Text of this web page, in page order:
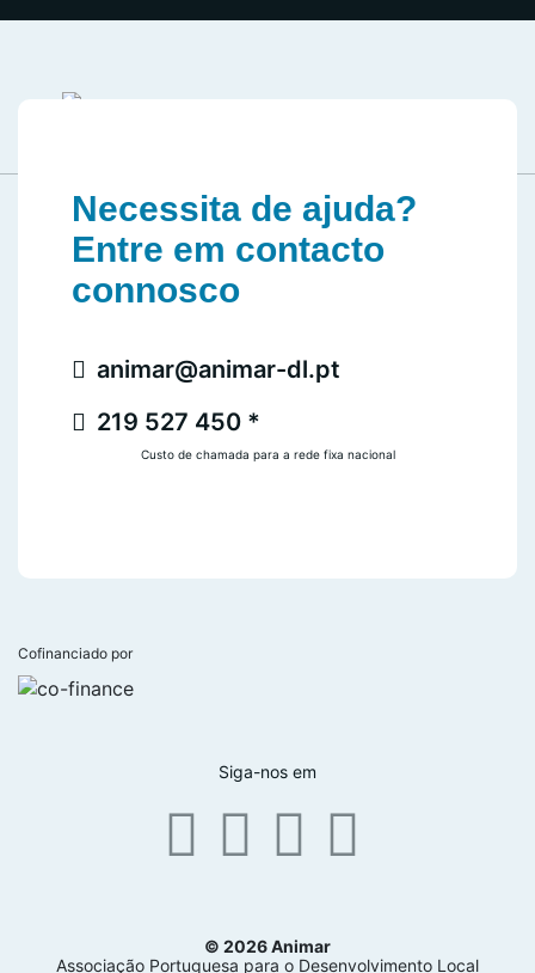
Necessita de ajuda?
Entre em contacto
connosco
219 527 450 *
animar@animar-dl.pt
Custo de chamada para a rede fixa nacional
Cofinanciado por
Siga-nos em
© 2026 Animar
Associação Portuguesa para o Desenvolvimento Local